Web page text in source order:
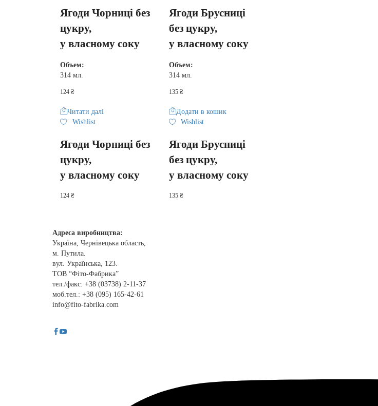
Ягоди Чорниці без
цукру,
у власному соку
Объем:
314 мл.
124 ₴
Читати далі
Wishlist
Ягоди Чорниці без
цукру,
у власному соку
124 ₴
Ягоди Брусниці
без цукру,
у власному соку
Объем:
314 мл.
135 ₴
Додати в кошик
Wishlist
Ягоди Брусниці
без цукру,
у власному соку
135 ₴
Адреса виробництва:
Україна, Чернівецька область,
м. Путила.
вул. Українська, 123.
ТОВ “Фіто-Фабрика”
тел./факс: +38 (03738) 2-11-37
моб.тел.: +38 (095) 165-42-61
info@fito-fabrika.com